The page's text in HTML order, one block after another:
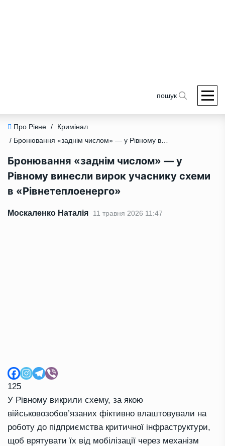
пошук
Про Рівне /
Кримінал
/ Бронювання «заднім числом» — у Рівному винесли вирок учаснику схеми в «Рівнетеплоенерго»
Бронювання «заднім числом» — у
Рівному винесли вирок учаснику схеми
в «Рівнетеплоенерго»
Москаленко Наталія 11 травня 2026 11:47
125
У Рівному викрили схему, за якою
військовозобов’язаних фіктивно влаштовували на
роботу до підприємства критичної інфраструктури,
щоб врятувати їх від мобілізації через механізм